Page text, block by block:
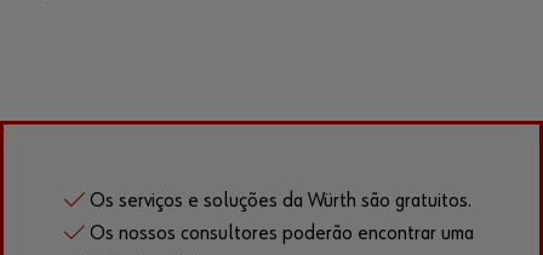
Os serviços e soluções da Würth são gratuitos.
Os nossos consultores poderão encontrar uma